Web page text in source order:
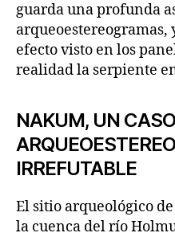
guarda una profunda
arqueoestereogramas,
efecto visto en los
realidad la serpiente
NAKUM, UN CASO
IRREFUTABLE
El sitio arqueológico
la cuenca del río